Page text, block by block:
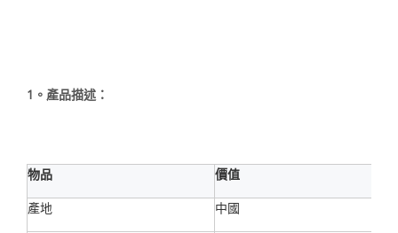
1。產品描述：
物品 價值
產地 中國